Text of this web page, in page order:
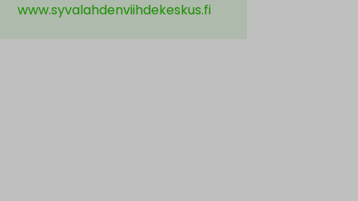
www.syvalahdenviihdekeskus.fi